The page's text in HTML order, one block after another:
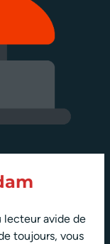
lecteur avide de
toujours, vous